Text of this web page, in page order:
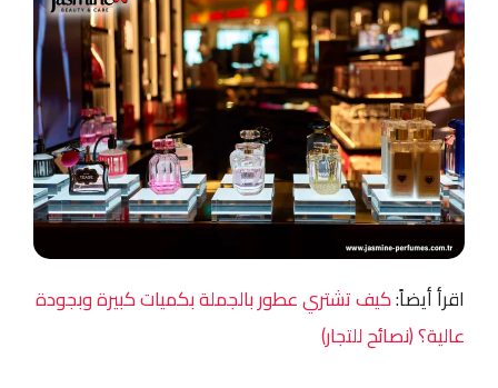
اقرأ أيضاً:كيف تشتري عطور بالجملة بكميات كبيرة وبجودة
عالية؟ (نصائح للتجار)